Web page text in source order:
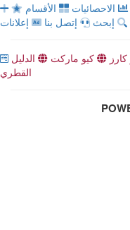
الاحصائيات
الأقسام
إبحث إتصل بنا إعلانات
كيو ماركت
الدليل
القطري